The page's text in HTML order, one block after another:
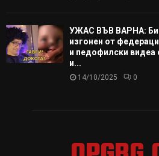
УЖАС ВЪВ ВАРНА:
изгонен от
и педофилски видеа
и...
14/10/2025 0